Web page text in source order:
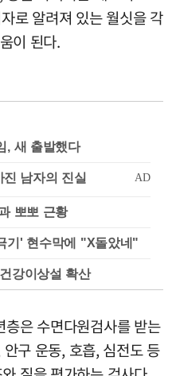
로 알려져 있는 월싯을 각
이 된다.
, 새 출발했다
뽀뽀 근황
기' 현수막에 "X돌았네"
강이상설 확산
은 수면다원검사를 받는
구 운동, 호흡, 심전도 등